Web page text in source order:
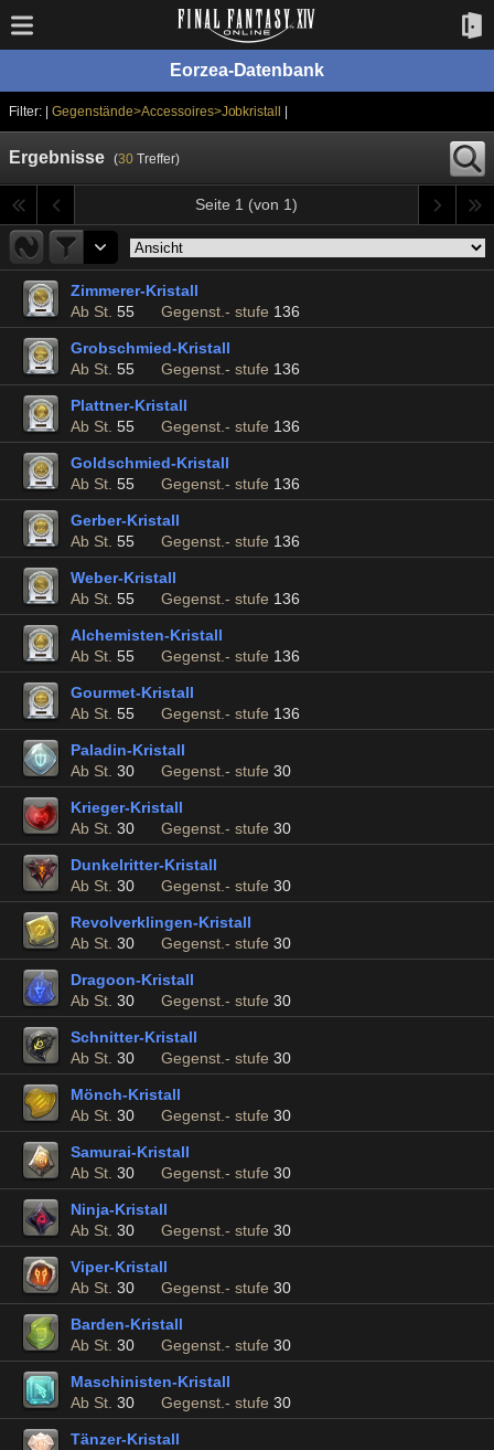
Eorzea-Datenbank
Filter: | Gegenstände>Accessoires>Jobkristall
Ergebnisse (30Treffer)
Seite 1 (von 1)
Zimmerer-Kristall
Ab St. 55 Gegenst.- stufe 136
Grobschmied-Kristall
Ab St. 55 Gegenst.- stufe 136
Plattner-Kristall
Ab St. 55 Gegenst.- stufe 136
Goldschmied-Kristall
Ab St. 55 Gegenst.- stufe 136
Gerber-Kristall
Ab St. 55 Gegenst.- stufe 136
Weber-Kristall
Ab St. 55 Gegenst.- stufe 136
Alchemisten-Kristall
Ab St. 55 Gegenst.- stufe 136
Gourmet-Kristall
Ab St. 55 Gegenst.- stufe 136
Paladin-Kristall
Ab St. 30 Gegenst.- stufe 30
Krieger-Kristall
Ab St. 30 Gegenst.- stufe 30
Dunkelritter-Kristall
Ab St. 30 Gegenst.- stufe 30
Revolverklingen-Kristall
Ab St. 30 Gegenst.- stufe 30
Dragoon-Kristall
Ab St. 30 Gegenst.- stufe 30
Schnitter-Kristall
Ab St. 30 Gegenst.- stufe 30
Mönch-Kristall
Ab St. 30 Gegenst.- stufe 30
Samurai-Kristall
Ab St. 30 Gegenst.- stufe 30
Ninja-Kristall
Ab St. 30 Gegenst.- stufe 30
Viper-Kristall
Ab St. 30 Gegenst.- stufe 30
Barden-Kristall
Ab St. 30 Gegenst.- stufe 30
Maschinisten-Kristall
Ab St. 30 Gegenst.- stufe 30
Tänzer-Kristall